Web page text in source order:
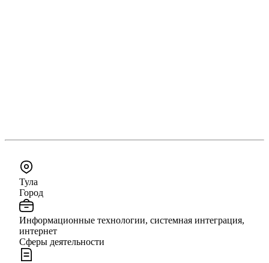
Тула
Город
Информационные технологии, системная интеграция,
интернет
Сферы деятельности